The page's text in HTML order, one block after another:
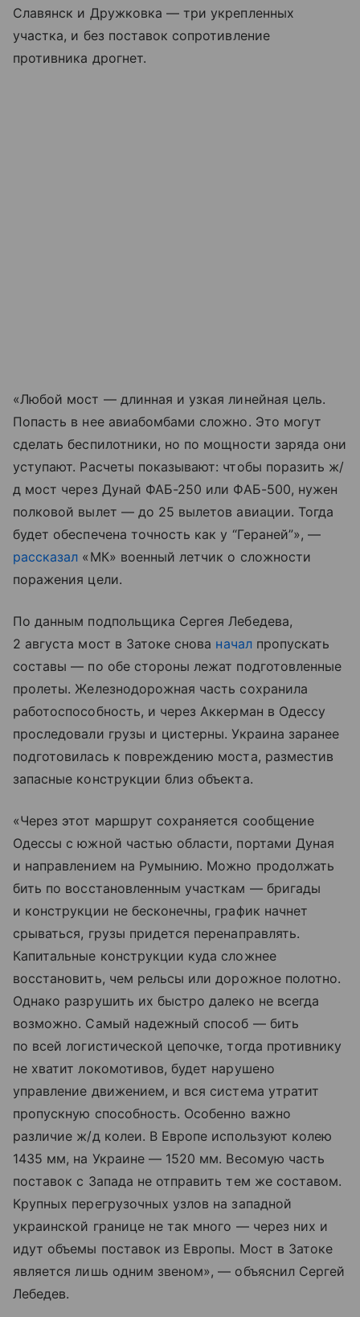
Славянск и Дружковка — три укрепленных
участка, и без поставок сопротивление
противника дрогнет.
«Любой мост — длинная и узкая линейная цель.
Попасть в нее авиабомбами сложно. Это могут
сделать беспилотники, но по мощности заряда они
уступают. Расчеты показывают: чтобы поразить ж/
д мост через Дунай ФАБ-250 или ФАБ-500, нужен
полковой вылет — до 25 вылетов авиации. Тогда
будет обеспечена точность как у “Гераней”», —
рассказал «МК» военный летчик о сложности
поражения цели.
По данным подпольщика Сергея Лебедева,
2 августа мост в Затоке снова началпропускать
составы — по обе стороны лежат подготовленные
пролеты. Железнодорожная часть сохранила
работоспособность, и через Аккерман в Одессу
проследовали грузы и цистерны. Украина заранее
подготовилась к повреждению моста, разместив
запасные конструкции близ объекта.
«Через этот маршрут сохраняется сообщение
Одессы с южной частью области, портами Дуная
и направлением на Румынию. Можно продолжать
бить по восстановленным участкам — бригады
и конструкции не бесконечны, график начнет
срываться, грузы придется перенаправлять.
Капитальные конструкции куда сложнее
восстановить, чем рельсы или дорожное полотно.
Однако разрушить их быстро далеко не всегда
возможно. Самый надежный способ — бить
по всей логистической цепочке, тогда противнику
не хватит локомотивов, будет нарушено
управление движением, и вся система утратит
пропускную способность. Особенно важно
различие ж/д колеи. В Европе используют колею
1435 мм, на Украине — 1520 мм. Весомую часть
поставок с Запада не отправить тем же составом.
Крупных перегрузочных узлов на западной
украинской границе не так много — через них и
идут объемы поставок из Европы. Мост в Затоке
является лишь одним звеном», — объяснил Сергей
Лебедев.